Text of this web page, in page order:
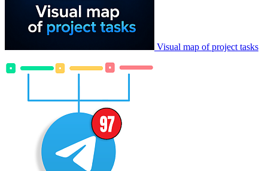
Visual map of project tasks